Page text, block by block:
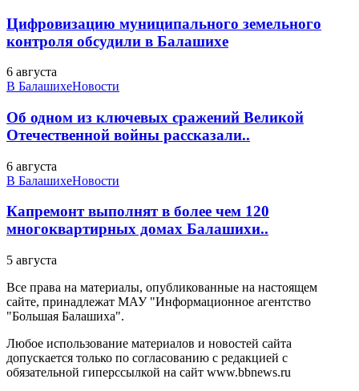
Цифровизацию муниципального земельного
контроля обсудили в Балашихе
6 августа
В БалашихеНовости
Об одном из ключевых сражений Великой
Отечественной войны рассказали..
6 августа
В БалашихеНовости
Капремонт выполнят в более чем 120
многоквартирных домах Балашихи..
5 августа
Все права на материалы, опубликованные на настоящем
сайте, принадлежат МАУ "Информационное агентство
"Большая Балашиха".
Любое использование материалов и новостей сайта
допускается только по согласованию с редакцией с
обязательной гиперссылкой на сайт www.bbnews.ru